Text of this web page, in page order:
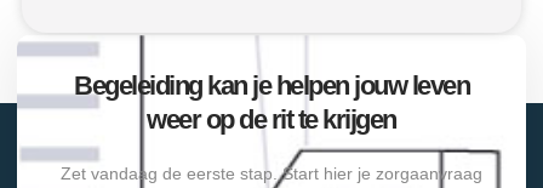
Begeleiding kan je helpen jouw leven
weer op de rit te krijgen
Zet vandaag de eerste stap. Start hier je zorgaanvraag